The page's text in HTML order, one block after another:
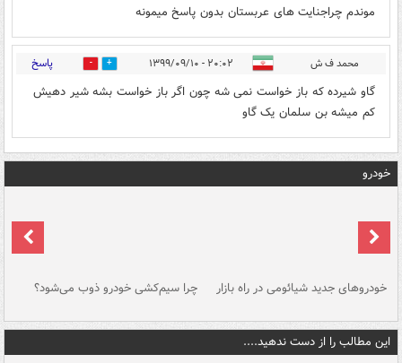
موندم چراجنایت های عربستان بدون پاسخ میمونه
محمد ف ش ۲۰:۰۲ - ۱۳۹۹/۰۹/۱۰ 0 پاسخ
گاو شیرده که باز خواست نمی شه چون اگر باز خواست بشه شیر دهیش
کم میشه بن سلمان یک گاو
خودرو
خودروهای جدید شیائومی در راه بازار چرا سیم‌کشی خودرو ذوب می‌شود؟
این مطالب را از دست ندهید....